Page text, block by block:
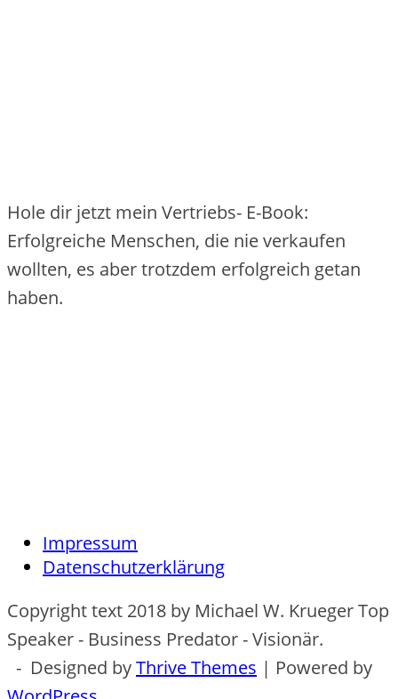
Hole dir jetzt mein Vertriebs- E-Book:
Erfolgreiche Menschen, die nie verkaufen
wollten, es aber trotzdem erfolgreich getan
haben.
Impressum
Datenschutzerklärung
Copyright text 2018 by Michael W. Krueger Top
Speaker - Business Predator - Visionär.
- Designed byThrive Themes | Powered by